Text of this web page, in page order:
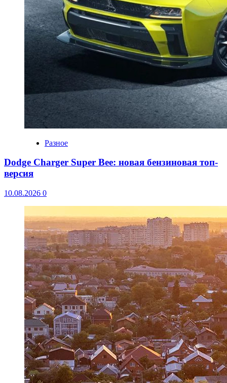
Разное
Dodge Charger Super Bee: новая бензиновая топ-
версия
10.08.2026 0